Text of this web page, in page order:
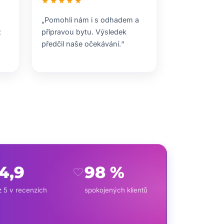
„Pomohli nám i s odhadem a
přípravou bytu. Výsledek
předčil naše očekávání.“
5 v recenzích
favorite98 %
spokojených klientů